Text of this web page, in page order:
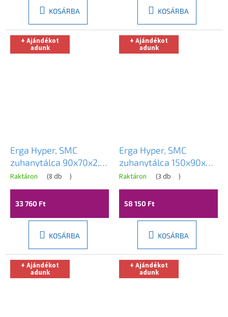
KOSÁRBA KOSÁRBA
+ Ajándékot
adunk
Erga Hyper, SMC
zuhanytálca 90x70x2,6
cm + szifon, fehér matt,
ERG-V06-SMC-7090S-
WH
Raktáron (8 db )
33 760 Ft
KOSÁRBA
+ Ajándékot
adunk
Erga Hyper, SMC
zuhanytálca 150x90x2,6
cm + szifon, fehér matt,
ERG-V06-SMC-9015S-
WH
Raktáron (3 db )
58 150 Ft
KOSÁRBA
+ Ajándékot
adunk
+ Ajándékot
adunk